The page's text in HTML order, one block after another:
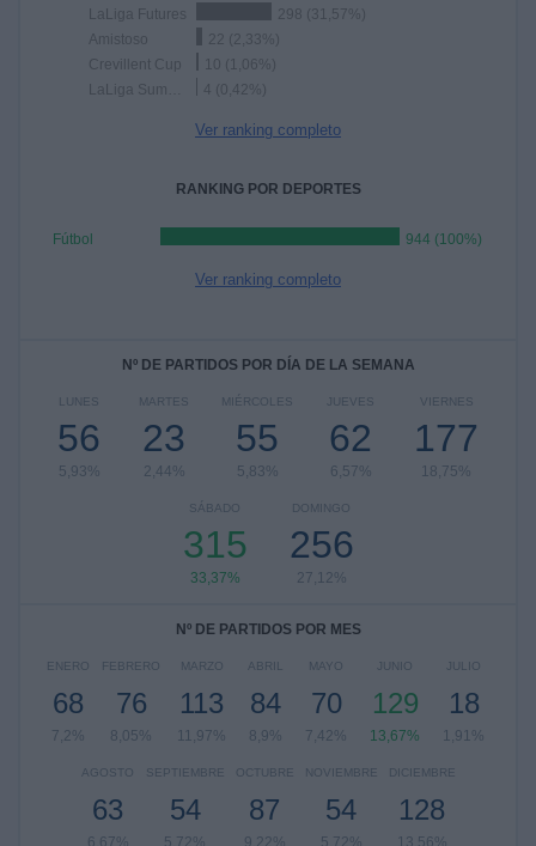
LaLiga Futures
298 (31,57%)
Amistoso
22 (2,33%)
Crevillent Cup
10 (1,06%)
4 (0,42%)
Ver ranking completo
RANKING POR DEPORTES
Fútbol 944 (100%)
Ver ranking completo
Nº DE PARTIDOS POR DÍA DE LA SEMANA
LUNES
56
5,93%
MARTES
23
2,44%
MIÉRCOLES
55
5,83%
JUEVES
62
6,57%
VIERNES
177
18,75%
SÁBADO
315
33,37%
DOMINGO
256
27,12%
Nº DE PARTIDOS POR MES
ENERO
68
7,2%
FEBRERO
76
8,05%
MARZO
113
11,97%
ABRIL
84
8,9%
MAYO
70
7,42%
JUNIO
129
13,67%
JULIO
18
1,91%
AGOSTO
63
6,67%
SEPTIEMBRE
54
5,72%
OCTUBRE
87
9,22%
NOVIEMBRE
54
5,72%
DICIEMBRE
128
13,56%